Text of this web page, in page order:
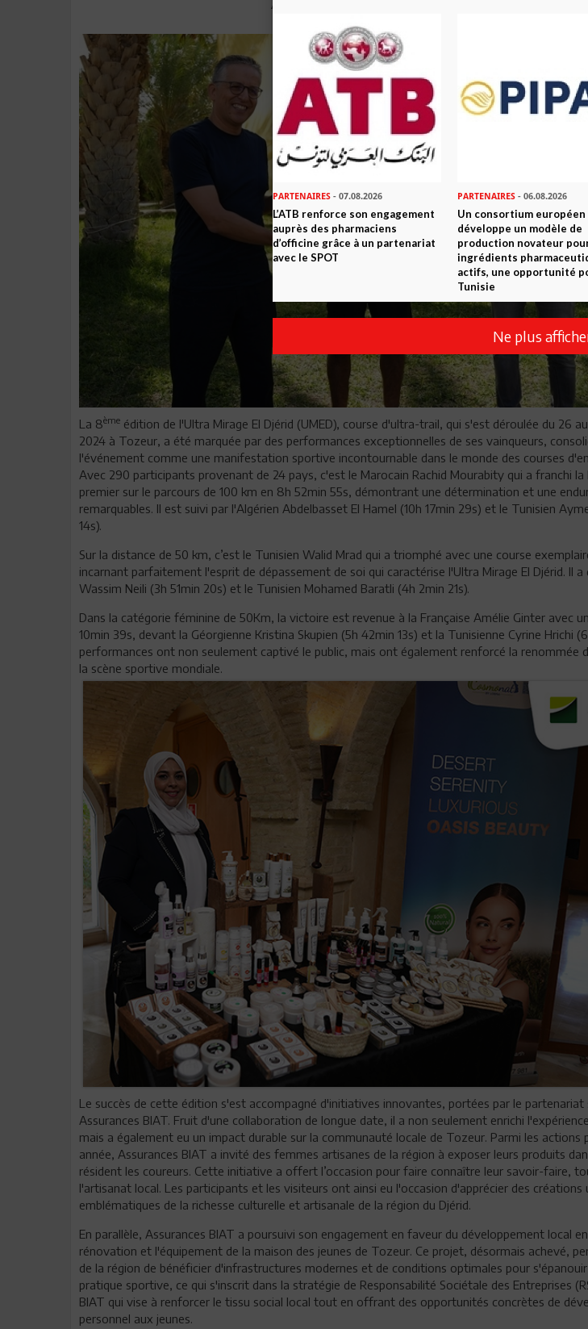
La 8ème édition de l'Ultra Mirage El Djérid (UMED), course d'ultra-trail, qui s'est déroulée du 26
2024 à Tozeur, a été marquée par des performances exceptionnelles de ses vainqueurs,
l'événement comme une manifestation sportive incontournable dans le monde des courses
Avec 290 participants provenant de 24 pays, c'est le Marocain Rachid Mourabity qui a franchi la
premier sur le parcours de 100 km en 8h 52min 55s, démontrant une détermination et une
remarquables. Il est suivi par l'Algérien Abdelbasset El Hamel (10h 17min 29s) et le Tunisien
14s).
Sur la distance de 50 km, c’est le Tunisien Walid Mrad qui a triomphé avec une course
incarnant parfaitement l'esprit de dépassement de soi qui caractérise l'Ultra Mirage El Djérid. Il a
Wassim Neili (3h 51min 20s) et le Tunisien Mohamed Baratli (4h 2min 21s).
Dans la catégorie féminine de 50Km, la victoire est revenue à la Française Amélie Ginter avec
10min 39s, devant la Géorgienne Kristina Skupien (5h 42min 13s) et la Tunisienne Cyrine Hrichi
performances ont non seulement captivé le public, mais ont également renforcé la renommée
la scène sportive mondiale.
Le succès de cette édition s'est accompagné d'initiatives innovantes, portées par le partenariat
Assurances BIAT. Fruit d'une collaboration de longue date, il a non seulement enrichi
mais a également eu un impact durable sur la communauté locale de Tozeur. Parmi les actions
année, Assurances BIAT a invité des femmes artisanes de la région à exposer leurs produits
résident les coureurs. Cette initiative a offert l’occasion pour faire connaître leur savoir-faire,
l'artisanat local. Les participants et les visiteurs ont ainsi eu l'occasion d'apprécier des créations
emblématiques de la richesse culturelle et artisanale de la région du Djérid.
En parallèle, Assurances BIAT a poursuivi son engagement en faveur du développement local
rénovation et l'équipement de la maison des jeunes de Tozeur. Ce projet, désormais achevé,
de la région de bénéficier d'infrastructures modernes et de conditions optimales pour
pratique sportive, ce qui s'inscrit dans la stratégie de Responsabilité Sociétale des Entreprises
BIAT qui vise à renforcer le tissu social local tout en offrant des opportunités concrètes de
personnel aux jeunes.
PARTENAIRES - 07.08.2026
L’ATB renforce son engagement
auprès des pharmaciens
d’officine grâce à un partenariat
avec le SPOT
PARTENAIRES - 06.08.2026
Un consortium européen
développe un modèle de
production novateur
ingrédients
actifs, une opportunité
Tunisie
Ne plus